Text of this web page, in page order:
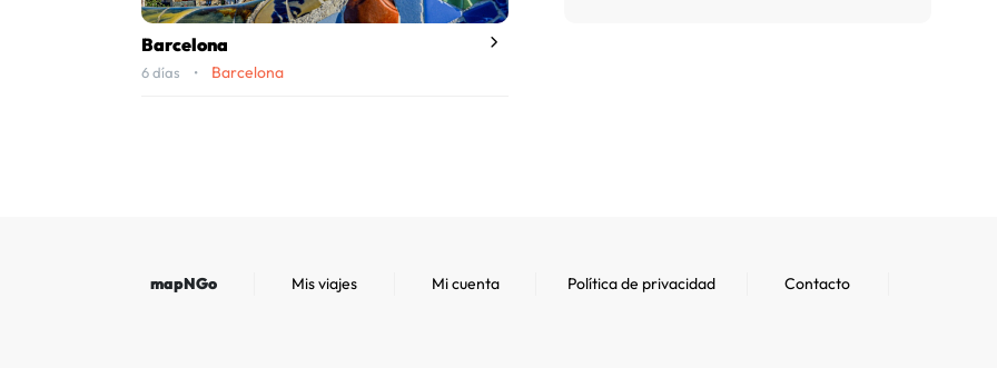
Barcelona
6 días • Barcelona
mapNGo Mis viajes Mi cuenta Política de privacidad Contacto